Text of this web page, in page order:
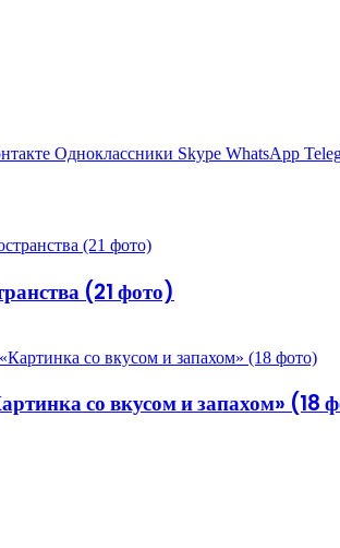
Одноклассники Skype WhatsApp
(21 фото)
со вкусом и запахом» (18